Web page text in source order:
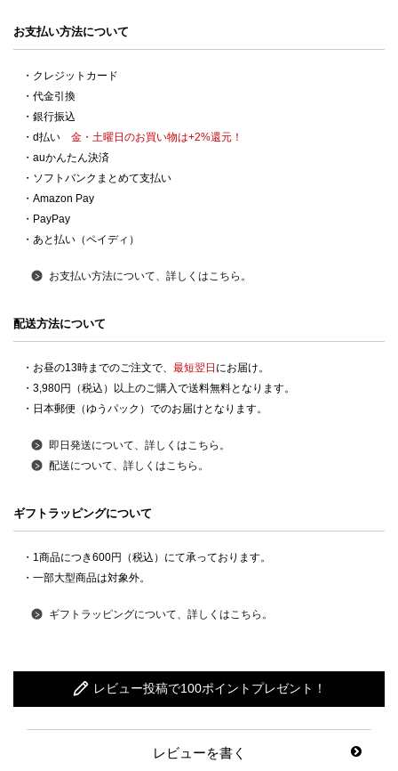
お支払い方法について
・クレジットカード
・代金引換
・銀行振込
・d払い 金・土曜日のお買い物は+2%還元！
・auかんたん決済
・ソフトバンクまとめて支払い
・Amazon Pay
・PayPay
・あと払い（ペイディ）
お支払い方法について、詳しくはこちら。
配送方法について
・お昼の13時までのご注文で、 最短翌日 にお届け。
・3,980円（税込）以上のご購入で送料無料となります。
・日本郵便（ゆうパック）でのお届けとなります。
即日発送について、詳しくはこちら。
配送について、詳しくはこちら。
ギフトラッピングについて
・1商品につき600円（税込）にて承っております。
・一部大型商品は対象外。
ギフトラッピングについて、詳しくはこちら。
レビュー投稿で100ポイントプレゼント！
レビューを書く